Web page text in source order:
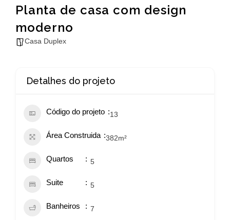
Planta de casa com design
moderno
Casa Duplex
Detalhes do projeto
Código do projeto 13
Área Construida 382m²
Quartos 5
Suite 5
Banheiros 7